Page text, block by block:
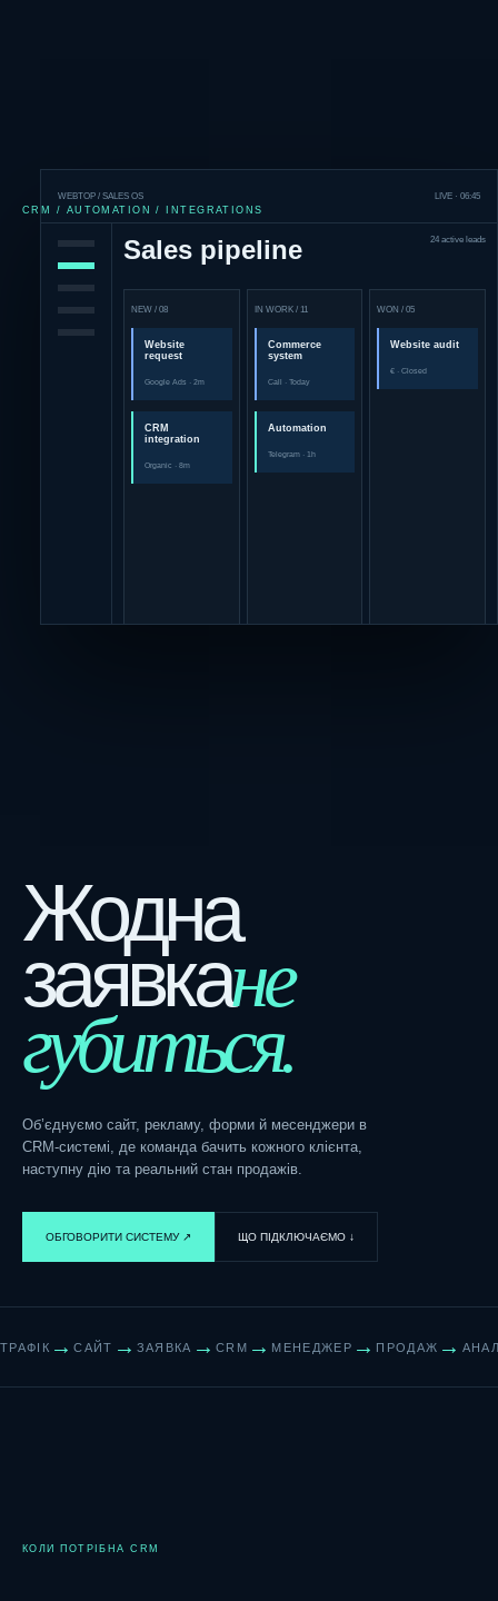
CRM / AUTOMATION / INTEGRATIONS
Жодна
заявкане
губиться.
Об’єднуємо сайт, рекламу, форми й месенджери в
CRM-системі, де команда бачить кожного клієнта,
наступну дію та реальний стан продажів.
ОБГОВОРИТИ СИСТЕМУ ↗︎ ЩО ПІДКЛЮЧАЄМО ↓
WEBTOP / SALES OS LIVE · 06:45
Sales pipeline 24 active leads
NEW / 08
Website
request
Google Ads · 2m
CRM
integration
Organic · 8m
IN WORK / 11
Commerce
system
Call · Today
Automation
Telegram · 1h
WON / 05
Website audit
€ · Closed
ТРАФІК →САЙТ → ЗАЯВКА →CRM → МЕНЕДЖЕР → ПРОДАЖ →
КОЛИ ПОТРІБНА CRM